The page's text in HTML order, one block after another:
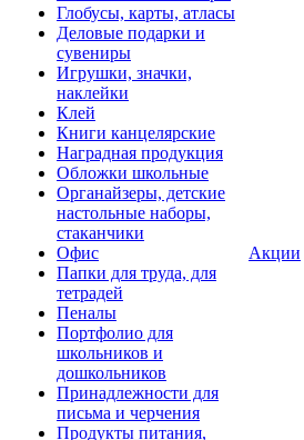
Глобусы, карты, атласы
Деловые подарки и
сувениры
Игрушки, значки,
наклейки
Клей
Книги канцелярские
Наградная продукция
Обложки школьные
Органайзеры, детские
настольные наборы,
стаканчики
Офис
Папки для труда, для
тетрадей
Пеналы
Портфолио для
школьников и
дошкольников
Принадлежности для
письма и черчения
Продукты питания,
Акции